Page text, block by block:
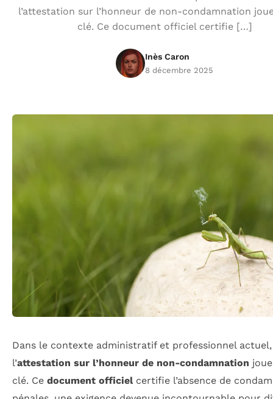
l’attestation sur l’honneur de non-condamnation
clé. Ce document officiel certifie […]
Inès Caron
8 décembre 2025
Dans le contexte administratif et professionnel actuel,
l’attestation sur l’honneur de non-condamnation
clé. Ce document officielcertifie l’absence de